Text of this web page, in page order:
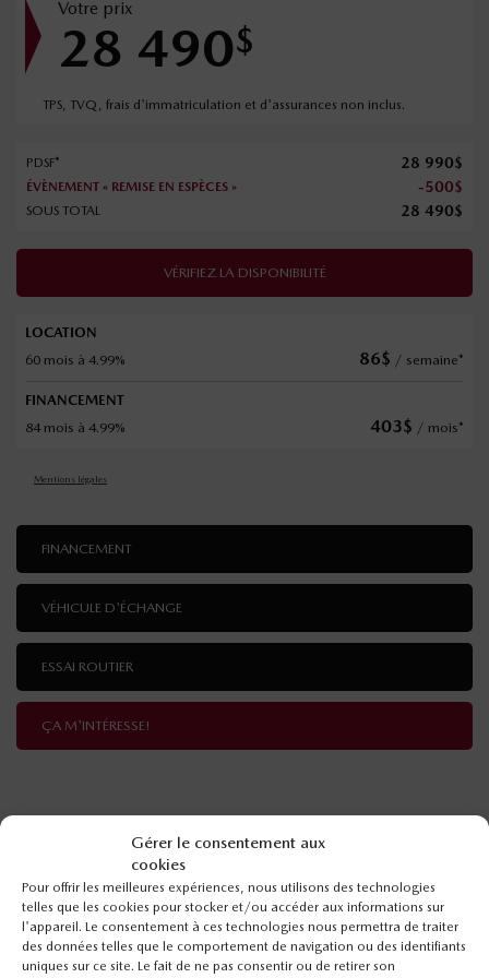
Gérer le consentement aux
cookies
Pour offrir les meilleures expériences, nous utilisons des technologies
telles que les cookies pour stocker et/ou accéder aux informations sur
l'appareil. Le consentement à ces technologies nous permettra de traiter
des données telles que le comportement de navigation ou des identifiants
uniques sur ce site. Le fait de ne pas consentir ou de retirer son
SPÉCIFICATIONS
ANNÉE :
2026
ODOMÈTRE:
10 km
Votre prix
28 490$
TPS, TVQ, frais d'immatriculation et d'assurances non inclus.
PDSF* 28 990$
ÉVÈNEMENT « REMISE EN ESPÈCES » -500$
SOUS TOTAL 28 490$
VÉRIFIEZ LA DISPONIBILITÉ
LOCATION
60 mois à 4.99%
86$ / semaine*
FINANCEMENT
84 mois à 4.99%
403$ / mois*
Mentions légales
FINANCEMENT
VÉHICULE D'ÉCHANGE
ESSAI ROUTIER
ÇA M'INTÉRESSE!